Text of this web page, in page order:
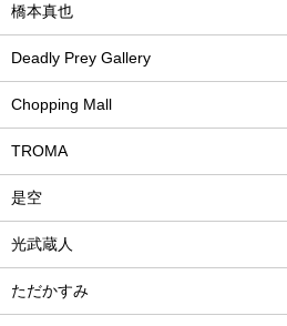
橋本真也
Deadly Prey Gallery
Chopping Mall
TROMA
是空
光武蔵人
ただかすみ